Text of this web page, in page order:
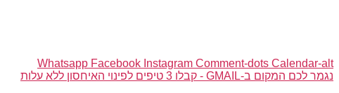
Whatsapp Facebook Instagram Comment-dots Calendar-alt
נגמר לכם המקום ב-GMAIL - קבלו 3 טיפים לפינוי האיחסון ללא עלות